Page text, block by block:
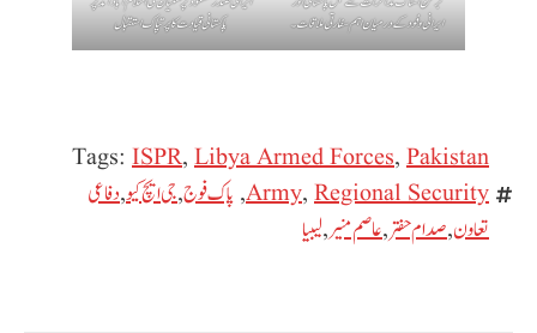
ایرانی وفود کے درمیان اہم سفارتی ملاقات۔
پاکستانی قیادت کا پرتپاک استقبال
Tags: ISPR, Libya Armed Forces, Pakistan
Army, Regional Security
, پاک فوج,جی ایچ کیو,دفاعی
تعاون,صدام حفتر,عاصم منیر,لیبیا